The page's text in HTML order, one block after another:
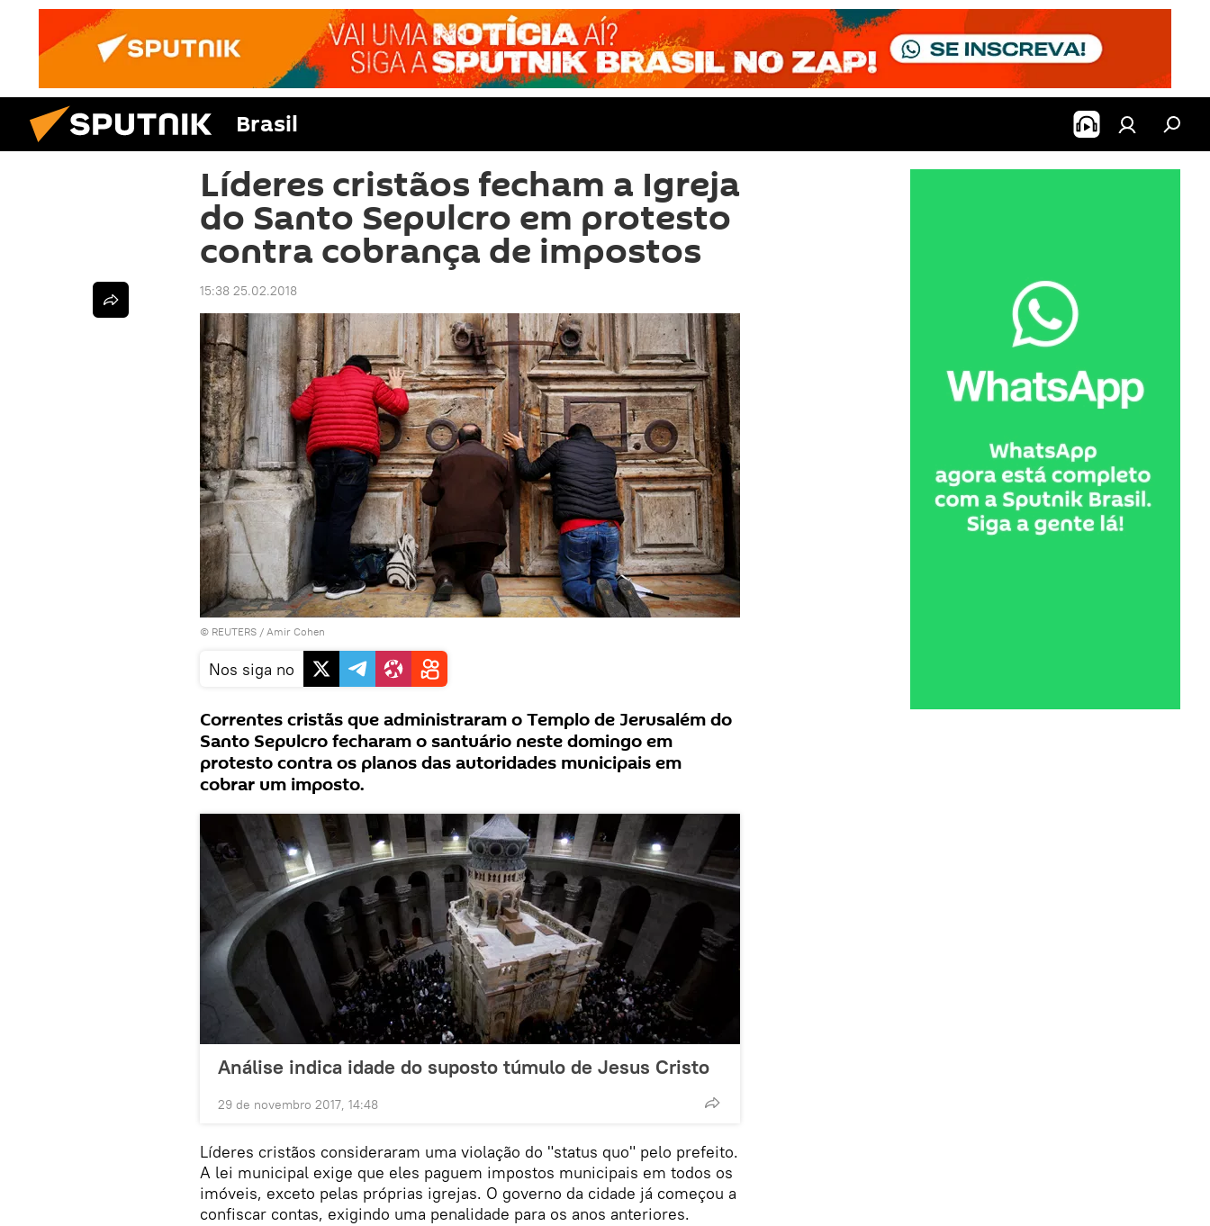
Brasil
Líderes cristãos fecham a Igreja
do Santo Sepulcro em protesto
contra cobrança de impostos
15:38 25.02.2018
© REUTERS / Amir Cohen
Nos siga no
Correntes cristãs que administraram o Templo de Jerusalém do
Santo Sepulcro fecharam o santuário neste domingo em
protesto contra os planos das autoridades municipais em
cobrar um imposto.
Análise indica idade do suposto túmulo de Jesus Cristo
29 de novembro 2017, 14:48
Líderes cristãos consideraram uma violação do "status quo" pelo prefeito.
A lei municipal exige que eles paguem impostos municipais em todos os
imóveis, exceto pelas próprias igrejas. O governo da cidade já começou a
confiscar contas, exigindo uma penalidade para os anos anteriores.